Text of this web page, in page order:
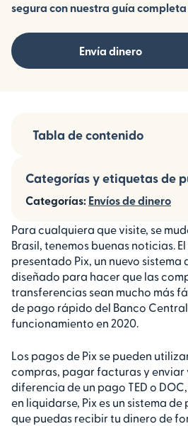
segura con nuestra guía
Envía dinero
Para cualquiera que visite, se
Brasil, tenemos buenas noticias.
presentado Pix, un nuevo
diseñado para hacer que las
transferencias sean mucho más
de pago rápido del Banco
funcionamiento en 2020.
Los pagos de Pix se pueden
compras, pagar facturas y enviar
diferencia de un pago TED o
en liquidarse, Pix es un sistema
que puedas recibir tu dinero de
Tabla de contenido
Categorías y etiquetas de
Categorías: Envíos de dinero